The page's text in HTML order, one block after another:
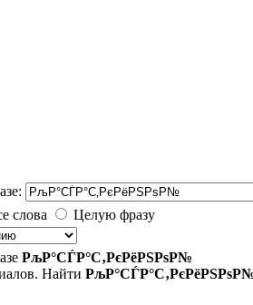
слова
Целую фразу
РљР°СЃР°С‚РєРёРЅРѕР№
Найти